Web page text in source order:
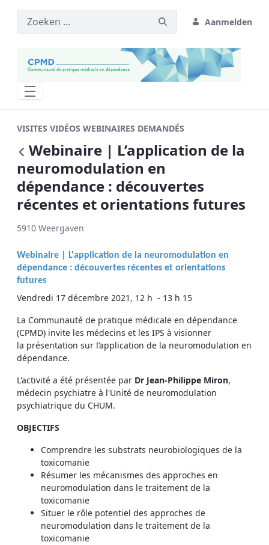
Aanmelden
VISITES VIDÉOS WEBINAIRES DEMANDÉS
Terug
Webinaire | L’application de la
neuromodulation en
dépendance : découvertes
récentes et orientations futures
5910 Weergaven
Webinaire | L'application de la neuromodulation en
dépendance : découvertes récentes et orientations
futures
Vendredi 17 décembre 2021, 12 h - 13 h 15
La Communauté de pratique médicale en dépendance
(CPMD) invite les médecins et les IPS à visionner
la présentation sur l’application de la neuromodulation en
dépendance.
L'activité a été présentée par Dr Jean-Philippe Miron,
médecin psychiatre à l'Unité de neuromodulation
psychiatrique du CHUM.
OBJECTIFS
Comprendre les substrats neurobiologiques de la
toxicomanie
Résumer les mécanismes des approches en
neuromodulation dans le traitement de la
toxicomanie
Situer le rôle potentiel des approches de
neuromodulation dans le traitement de la
toxicomanie